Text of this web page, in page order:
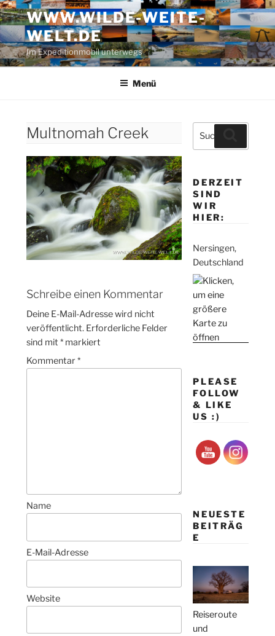
Zum
Inhalt
springen
WWW.WILDE-WEITE-
WELT.DE
Im Expeditionmobil unterwegs
Menü
Multnomah Creek
Schreibe einen Kommentar
Deine E-Mail-Adresse wird nicht
veröffentlicht. Erforderliche Felder
sind mit* markiert
Kommentar*
Name
E-Mail-Adresse
Website
Suche
nach:
DERZEIT
SIND
WIR
HIER:
Nersingen,
Deutschland
PLEASE
FOLLOW
& LIKE
US :)
NEUESTE
BEITRÄG
E
Reiseroute
und